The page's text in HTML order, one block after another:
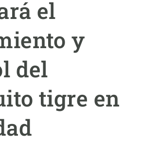
el
y
del
tigre en